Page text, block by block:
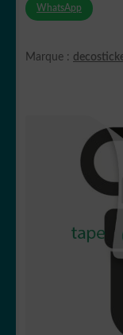
WhatsApp
Marque :